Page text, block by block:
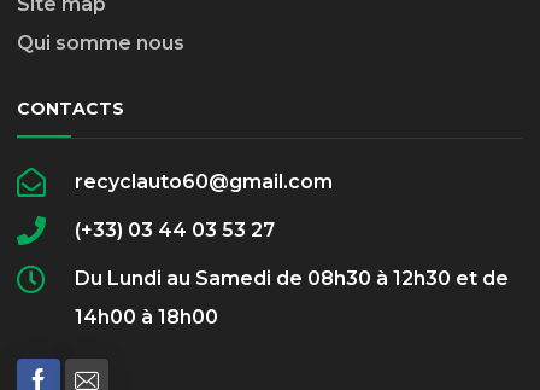
Qui somme nous
CONTACTS
recyclauto60@gmail.com
(+33) 03 44 03 53 27
Du Lundi au Samedi de 08h30 à 12h30 et de
14h00 à 18h00